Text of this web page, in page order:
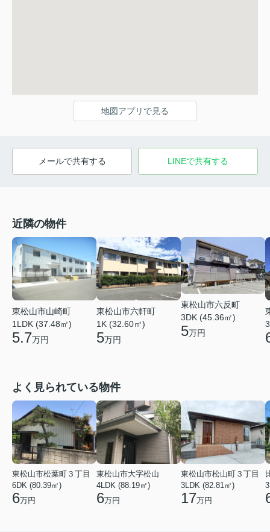
地図アプリで見る
メールで共有する LINEで共有する
近隣の物件
東松山市山崎町
1LDK (37.48㎡)
5.7万円
東松山市六軒町
1K (32.60㎡)
5万円
東松山市六反町
3DK (45.36㎡)
5万円
よく見られている物件
東松山市松葉町３丁目
6DK (80.39㎡)
6万円
東松山市大字松山
4LDK (88.19㎡)
6万円
東松山市松山町３丁目
3LDK (82.81㎡)
17万円